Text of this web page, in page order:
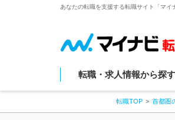
あなたの転職を支援する転職サイト「マ
転職・求人情報から探す
転職TOP 首都圏